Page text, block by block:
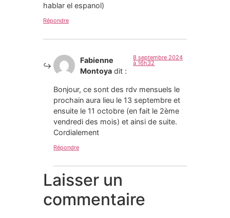
hablar el espanol)
Répondre
Fabienne
Montoya dit :
8 septembre 2024
à 16h32
Bonjour, ce sont des rdv mensuels le
prochain aura lieu le 13 septembre et
ensuite le 11 octobre (en fait le 2ème
vendredi des mois) et ainsi de suite.
Cordialement
Répondre
Laisser un
commentaire